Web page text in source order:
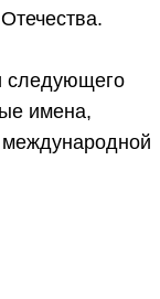
следующего
имена,
международной